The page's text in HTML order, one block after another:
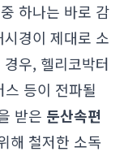
하나는 바로 감
경이 제대로 소
우, 헬리코박터
등이 전파될
받은 둔산속편
해 철저한 소독